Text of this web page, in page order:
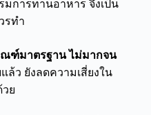
การทานอาหาร จึงเป็น
รทำ
ฑ์มาตรฐาน ไม่มากจน
ล้ว ยังลดความเสี่ยงใน
ย